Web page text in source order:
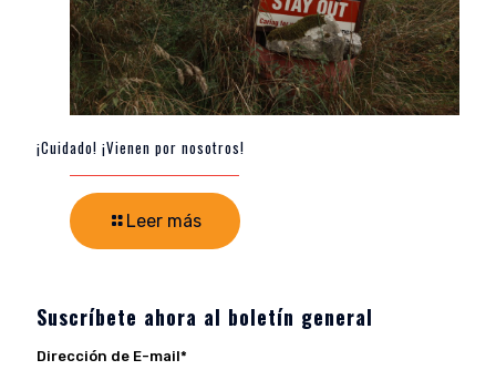
¡Cuidado! ¡Vienen por nosotros!
Leer más
Suscríbete ahora al boletín general
Dirección de E-mail*